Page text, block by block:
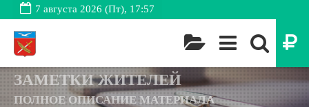
7 августа 2026 (Пт), 17:57
ЗАМЕТКИ ЖИТЕЛЕЙ
ПОЛНОЕ ОПИСАНИЕ МАТЕРИАЛА